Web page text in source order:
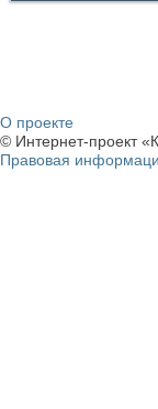
О проекте
© Интернет-проект
Правовая